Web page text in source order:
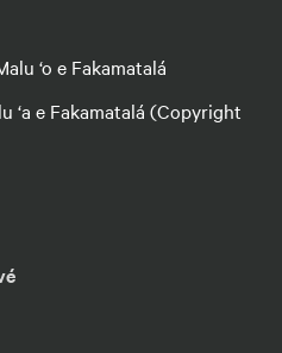
‘o e Fakamatalá
‘a e Fakamatalá (Copyright